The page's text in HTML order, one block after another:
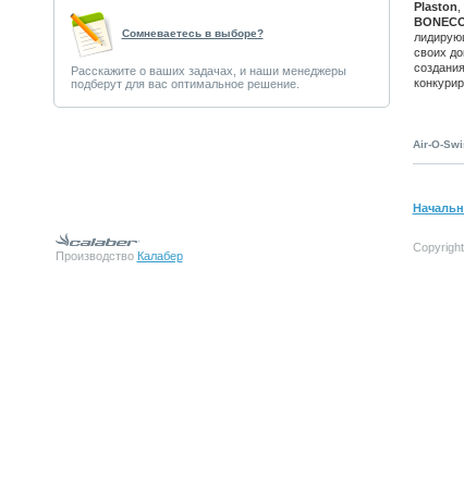
Сомневаетесь в выборе?
Расскажите о ваших задачах, и наши менеджеры
подберут для вас оптимальное решение.
Plaston
своих
Air-O-
Производство Калабер